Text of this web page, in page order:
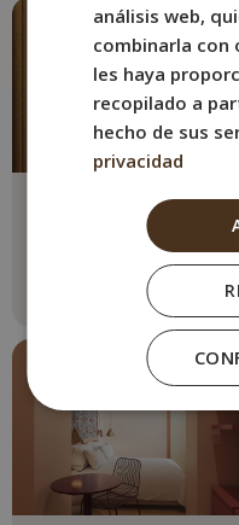
Doble Matrimonio
Max. 2 personas
Ver más
análisis web,
combinarla
les haya
recopilado a
hecho de sus
privacidad